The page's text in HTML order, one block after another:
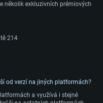
několik exkluzivních prémiových
214
od verzí na jiných platformách?
a využívá i stejné